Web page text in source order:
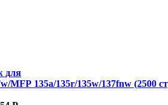
для
MFP 135a/135r/135w/137fnw (2500